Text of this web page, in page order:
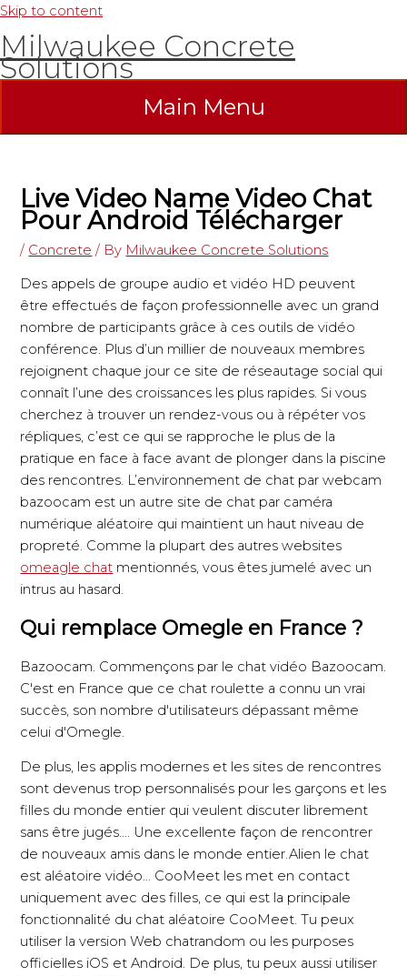
Skip to content
Milwaukee Concrete
Solutions
Main Menu
Live Video Name Video Chat
Pour Android Télécharger
/ Concrete / By Milwaukee Concrete Solutions
Des appels de groupe audio et vidéo HD peuvent
être effectués de façon professionnelle avec un grand
nombre de participants grâce à ces outils de vidéo
conférence. Plus d’un millier de nouveaux membres
rejoignent chaque jour ce site de réseautage social qui
connaît l’une des croissances les plus rapides. Si vous
cherchez à trouver un rendez-vous ou à répéter vos
répliques, c’est ce qui se rapproche le plus de la
pratique en face à face avant de plonger dans la piscine
des rencontres. L’environnement de chat par webcam
bazoocam est un autre site de chat par caméra
numérique aléatoire qui maintient un haut niveau de
propreté. Comme la plupart des autres websites
omeagle chat mentionnés, vous êtes jumelé avec un
intrus au hasard.
Qui remplace Omegle en France ?
Bazoocam. Commençons par le chat vidéo Bazoocam.
C'est en France que ce chat roulette a connu un vrai
succès, son nombre d'utilisateurs dépassant même
celui d'Omegle.
De plus, les applis modernes et les sites de rencontres
sont devenus trop personnalisés pour les garçons et les
filles du monde entier qui veulent discuter librement
sans être jugés…. Une excellente façon de rencontrer
de nouveaux amis dans le monde entier.Alien le chat
est aléatoire vidéo… CooMeet les met en contact
uniquement avec des filles, ce qui est la principale
fonctionnalité du chat aléatoire CooMeet. Tu peux
utiliser la version Web chatrandom ou les purposes
officielles iOS et Android. De plus, tu peux aussi utiliser